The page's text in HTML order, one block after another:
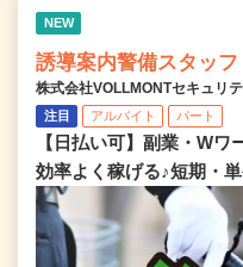
NEW
誘導案内警備スタッフ
株式会社VOLLMONTセキュリ
注目 アルバイト パート
【日払い可】副業・W
効率よく稼げる♪短期・